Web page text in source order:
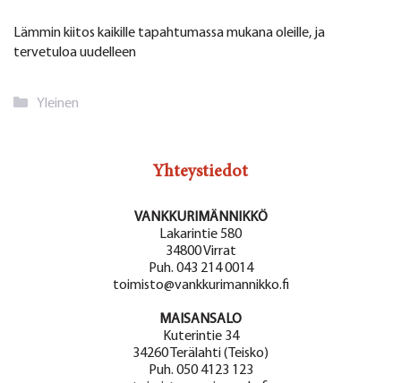
Lämmin kiitos kaikille tapahtumassa mukana oleille, ja
tervetuloa uudelleen
Kategoriat
Yleinen
Yhteystiedot
VANKKURIMÄNNIKKÖ
Lakarintie 580
34800 Virrat
Puh. 043 214 0014
toimisto@vankkurimannikko.fi
MAISANSALO
Kuterintie 34
34260 Terälahti (Teisko)
Puh. 050 4123 123